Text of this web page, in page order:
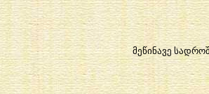
მეწინავე